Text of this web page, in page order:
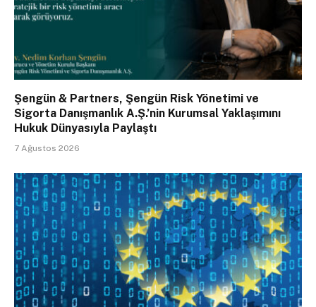
Şengün & Partners, Şengün Risk Yönetimi ve
Sigorta Danışmanlık A.Ş.’nin Kurumsal Yaklaşımını
Hukuk Dünyasıyla Paylaştı
7 Ağustos 2026